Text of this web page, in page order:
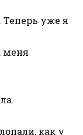
Теперь уже я
меня
как у